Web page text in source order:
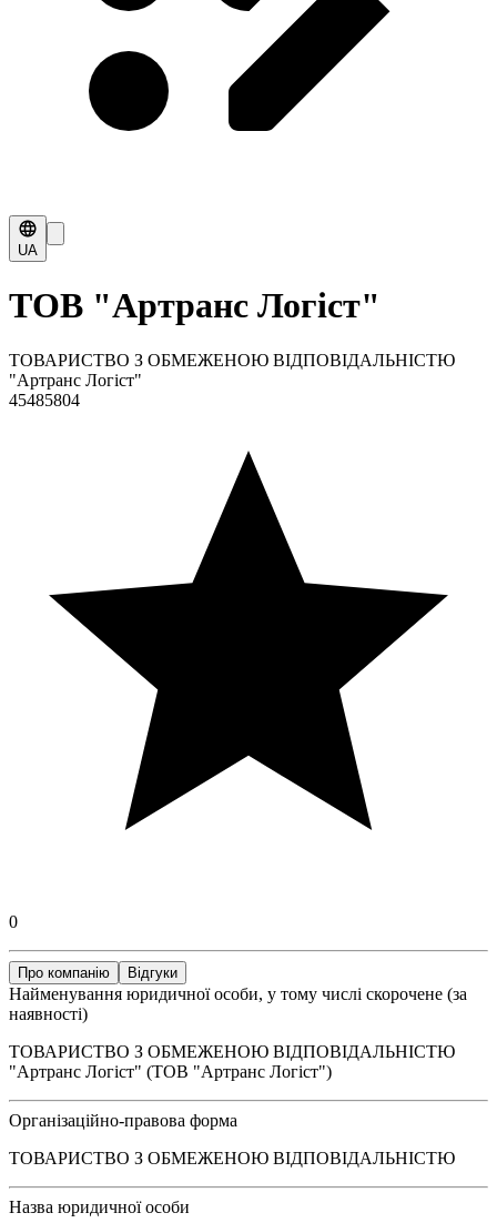
UA
ТОВ "Артранс Логіст"
ТОВАРИСТВО З ОБМЕЖЕНОЮ ВІДПОВІДАЛЬНІСТЮ
"Артранс Логіст"
45485804
0
Про компанію Відгуки
Найменування юридичної особи, у тому числі скорочене (за
наявності)
ТОВАРИСТВО З ОБМЕЖЕНОЮ ВІДПОВІДАЛЬНІСТЮ
"Артранс Логіст" (ТОВ "Артранс Логіст")
Організаційно-правова форма
ТОВАРИСТВО З ОБМЕЖЕНОЮ ВІДПОВІДАЛЬНІСТЮ
Назва юридичної особи